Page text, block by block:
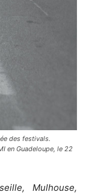
des festivals.
en Guadeloupe, le 22
Mulhouse,